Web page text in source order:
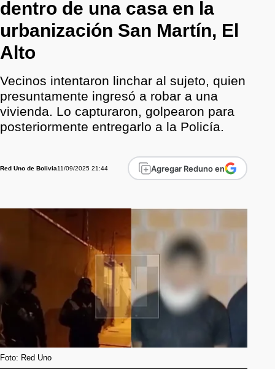
dentro de una casa en la
urbanización San Martín, El
Alto
Vecinos intentaron linchar al sujeto, quien
presuntamente ingresó a robar a una
vivienda. Lo capturaron, golpearon para
posteriormente entregarlo a la Policía.
Red Uno de Bolivia11/09/2025 21:44 Agregar Reduno en
Foto: Red Uno